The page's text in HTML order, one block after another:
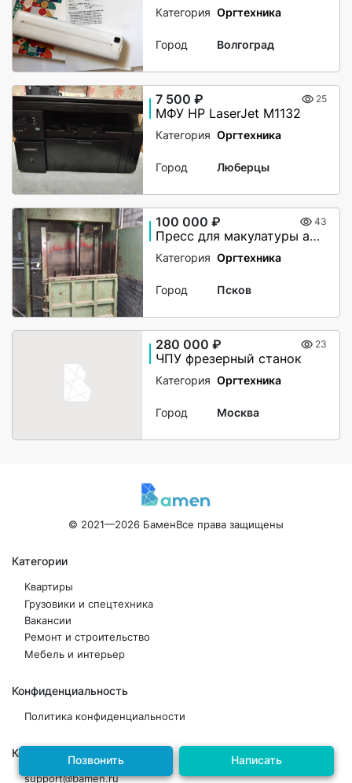
Категория Оргтехника
Город Волгоград
7 500 ₽ 25
МФУ HP LaserJet M1132
Категория Оргтехника
Город Люберцы
100 000 ₽ 43
Пресс для макулатуры автоматический
Категория Оргтехника
Город Псков
280 000 ₽ 23
ЧПУ фрезерный станок
Категория Оргтехника
Город Москва
Позвонить Написать
© 2021—2026 БаменВсе права защищены
Категории
Квартиры
Грузовики и спецтехника
Вакансии
Ремонт и строительство
Мебель и интерьер
Конфиденциальность
Политика конфиденциальности
Контакты
support@bamen.ru